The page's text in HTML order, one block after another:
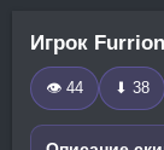
Игрок Furrion
👁 44 ⬇ 38